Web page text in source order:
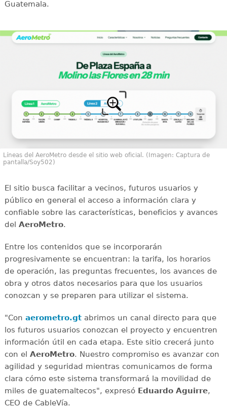
Guatemala.
Líneas del AeroMetro desde el sitio web oficial. (Imagen: Captura de
pantalla/Soy502)
El sitio busca facilitar a vecinos, futuros usuarios y
público en general el acceso a información clara y
confiable sobre las características, beneficios y avances
del AeroMetro.
Entre los contenidos que se incorporarán
progresivamente se encuentran: la tarifa, los horarios
de operación, las preguntas frecuentes, los avances de
obra y otros datos necesarios para que los usuarios
conozcan y se preparen para utilizar el sistema.
"Con aerometro.gtabrimos un canal directo para que
los futuros usuarios conozcan el proyecto y encuentren
información útil en cada etapa. Este sitio crecerá junto
con el AeroMetro. Nuestro compromiso es avanzar con
agilidad y seguridad mientras comunicamos de forma
clara cómo este sistema transformará la movilidad de
miles de guatemaltecos", expresó Eduardo Aguirre,
CEO de CableVía.